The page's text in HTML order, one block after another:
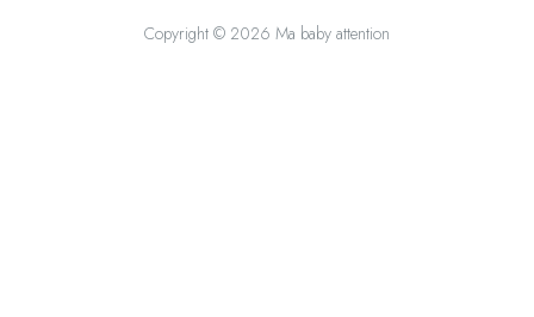
Copyright © 2026 Ma baby attention